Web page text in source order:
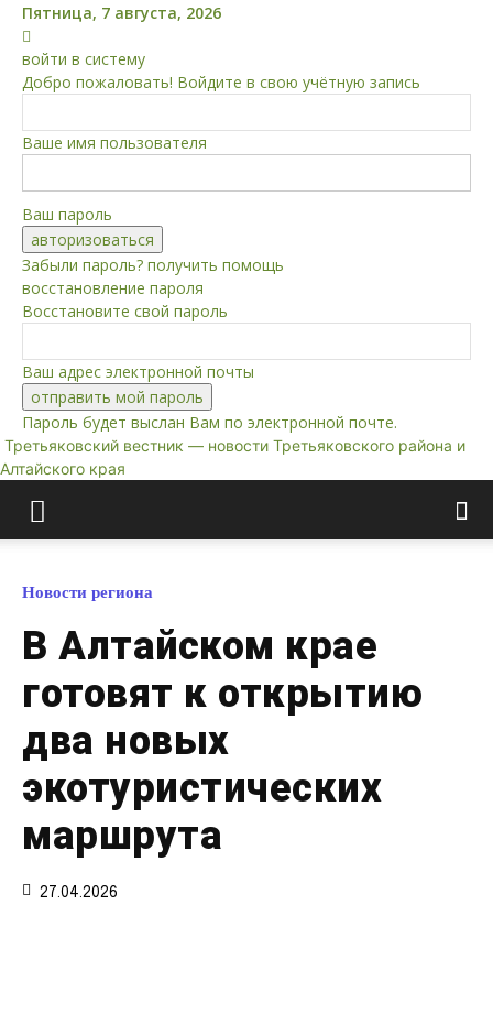
Пятница, 7 августа, 2026
войти в систему
Добро пожаловать! Войдите в свою учётную запись
Ваше имя пользователя
Ваш пароль
Забыли пароль? получить помощь
восстановление пароля
Восстановите свой пароль
Ваш адрес электронной почты
Пароль будет выслан Вам по электронной почте.
Третьяковский вестник — новости Третьяковского района и
Алтайского края
Новости региона
В Алтайском крае
готовят к открытию
два новых
экотуристических
маршрута
27.04.2026